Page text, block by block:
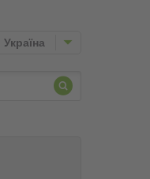
Україна
Шукати